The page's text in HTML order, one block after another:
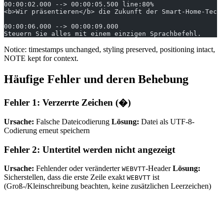
00:00:02.000 --> 00:00:05.500 line:80%
<b>Wir präsentieren</b> die Zukunft der Smart-Home-
00:00:06.000 --> 00:00:09.000
Steuern Sie alles mit einem einzigen Sprachbefehl.
Notice: timestamps unchanged, styling preserved, positioning intact,
NOTE kept for context.
Häufige Fehler und deren Behebung
Fehler 1: Verzerrte Zeichen (�)
Ursache: Falsche Dateicodierung Lösung: Datei als UTF-8-
Codierung erneut speichern
Fehler 2: Untertitel werden nicht angezeigt
Ursache: Fehlender oder veränderter WEBVTT-HeaderLösung:
Sicherstellen, dass die erste Zeile exakt WEBVTT ist
(Groß-/Kleinschreibung beachten, keine zusätzlichen Leerzeichen)